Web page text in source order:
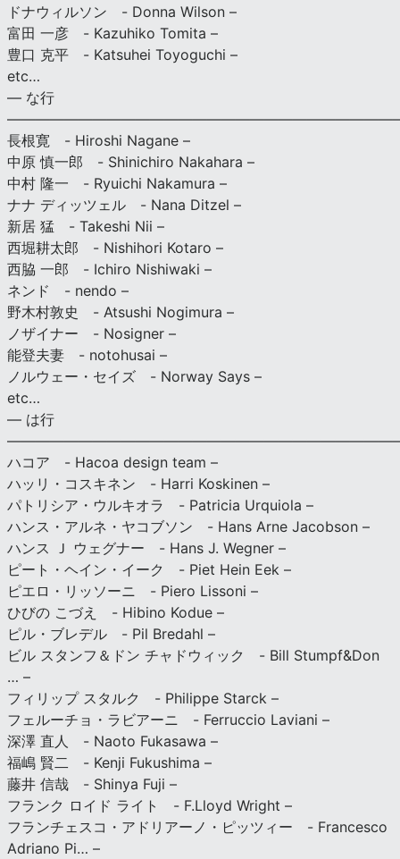
ドナウィルソン - Donna Wilson –
富田 一彦 - Kazuhiko Tomita –
豊口 克平 - Katsuhei Toyoguchi –
etc…
— な行
長根寛 - Hiroshi Nagane –
中原 慎一郎 - Shinichiro Nakahara –
中村 隆一 - Ryuichi Nakamura –
ナナ ディッツェル - Nana Ditzel –
新居 猛 - Takeshi Nii –
西堀耕太郎 - Nishihori Kotaro –
西脇 一郎 - Ichiro Nishiwaki –
ネンド - nendo –
野木村敦史 - Atsushi Nogimura –
ノザイナー - Nosigner –
能登夫妻 - notohusai –
ノルウェー・セイズ - Norway Says –
etc…
— は行
ハコア - Hacoa design team –
ハッリ・コスキネン - Harri Koskinen –
パトリシア・ウルキオラ - Patricia Urquiola –
ハンス・アルネ・ヤコブソン - Hans Arne Jacobson –
ハンス Ｊ ウェグナー - Hans J. Wegner –
ピート・ヘイン・イーク - Piet Hein Eek –
ピエロ・リッソーニ - Piero Lissoni –
ひびの こづえ - Hibino Kodue –
ピル・ブレデル - Pil Bredahl –
ビル スタンフ＆ドン チャドウィック - Bill Stumpf&Don
… –
フィリップ スタルク - Philippe Starck –
フェルーチョ・ラビアーニ - Ferruccio Laviani –
深澤 直人 - Naoto Fukasawa –
福嶋 賢二 - Kenji Fukushima –
藤井 信哉 - Shinya Fuji –
フランク ロイド ライト - F.Lloyd Wright –
フランチェスコ・アドリアーノ・ピッツィー - Francesco
Adriano Pi… –